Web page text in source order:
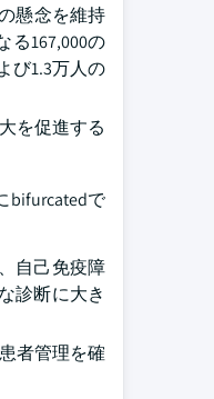
懸念を維持
る167,000の
び1.3万人の
を促進する
bifurcatedで
自己免疫障
診断に大き
者管理を確